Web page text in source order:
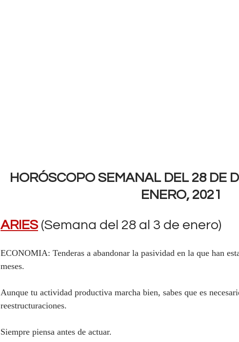
HORÓSCOPO SEMANAL DEL 28 DE
ENERO, 2021
ARIES (Semana del 28 al 3 de enero)
ECONOMIA: Tenderas a abandonar la pasividad en la que han
meses.
Aunque tu actividad productiva marcha bien, sabes que es
reestructuraciones.
Siempre piensa antes de actuar.